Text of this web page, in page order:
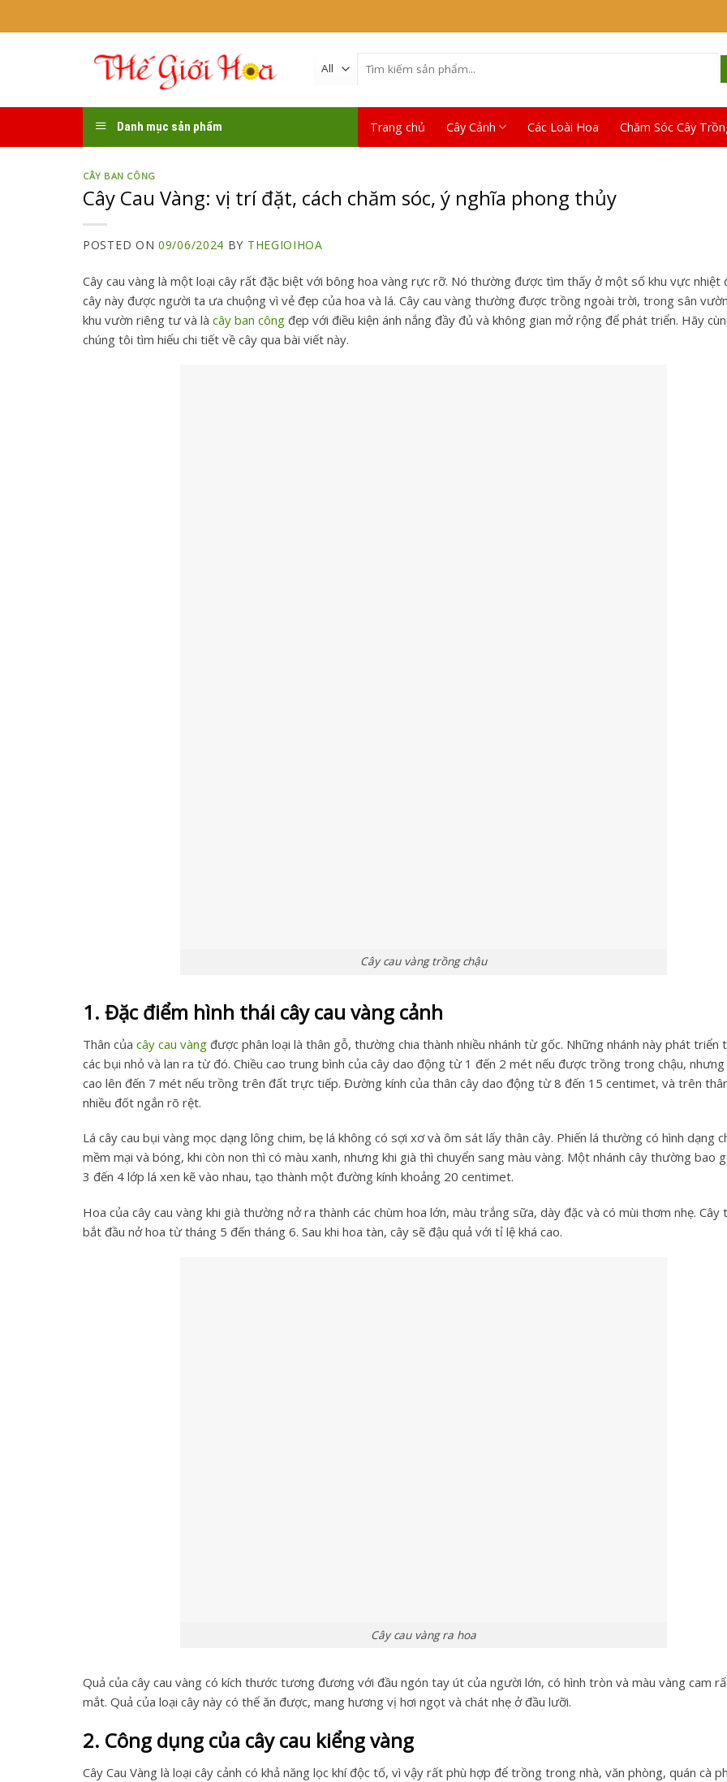
to
Danh mục sản phẩm Trang chủ Cây Cảnh Các Loài Hoa Chăm Sóc Cây
CÂY BAN CÔNG
Cây Cau Vàng: vị trí đặt, cách chăm sóc, ý nghĩa phong thủy
POSTED ON 09/06/2024 BY THEGIOIHOA
Cây cau vàng là một loại cây rất đặc biệt với bông hoa vàng rực rỡ. Nó thường được tìm thấy ở một số khu vực nhiệt
cây này được người ta ưa chuộng vì vẻ đẹp của hoa và lá. Cây cau vàng thường được trồng ngoài trời, trong sân
khu vườn riêng tư và là cây ban công đẹp với điều kiện ánh nắng đầy đủ và không gian mở rộng để phát triển. Hãy
chúng tôi tìm hiểu chi tiết về cây qua bài viết này.
Cây cau vàng trồng chậu
1. Đặc điểm hình thái cây cau vàng cảnh
Thân của cây cau vàng được phân loại là thân gỗ, thường chia thành nhiều nhánh từ gốc. Những nhánh này phát triển
các bụi nhỏ và lan ra từ đó. Chiều cao trung bình của cây dao động từ 1 đến 2 mét nếu được trồng trong chậu,
cao lên đến 7 mét nếu trồng trên đất trực tiếp. Đường kính của thân cây dao động từ 8 đến 15 centimet, và trên
nhiều đốt ngắn rõ rệt.
Lá cây cau bụi vàng mọc dạng lông chim, bẹ lá không có sợi xơ và ôm sát lấy thân cây. Phiến lá thường có hình dạng
mềm mại và bóng, khi còn non thì có màu xanh, nhưng khi già thì chuyển sang màu vàng. Một nhánh cây thường bao
3 đến 4 lớp lá xen kẽ vào nhau, tạo thành một đường kính khoảng 20 centimet.
Hoa của cây cau vàng khi già thường nở ra thành các chùm hoa lớn, màu trắng sữa, dày đặc và có mùi thơm nhẹ. Cây
bắt đầu nở hoa từ tháng 5 đến tháng 6. Sau khi hoa tàn, cây sẽ đậu quả với tỉ lệ khá cao.
Cây cau vàng ra hoa
Quả của cây cau vàng có kích thước tương đương với đầu ngón tay út của người lớn, có hình tròn và màu vàng cam
mắt. Quả của loại cây này có thể ăn được, mang hương vị hơi ngọt và chát nhẹ ở đầu lưỡi.
2. Công dụng của cây cau kiểng vàng
Cây Cau Vàng là loại cây cảnh có khả năng lọc khí độc tố, vì vậy rất phù hợp để trồng trong nhà, văn phòng, quán cà